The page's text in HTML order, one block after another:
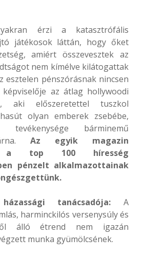
érzi a katasztrófális
játékosok láttán, hogy őket
amiért összevesztek az
nem kímélve kilátogattak
esztelen pénszórásnak nincsen
képviselője az átlag hollywoodi
aki előszeretettel tuszkol
olyan emberek zsebébe,
tevékenysége bárminemű
Az egyik magazin
a top 100 híresség
pénzelt alkalmazottainak
tanácsadója: A
harminckilós versenysúly és
álló étrend nem igazán
munka gyümölcsének.